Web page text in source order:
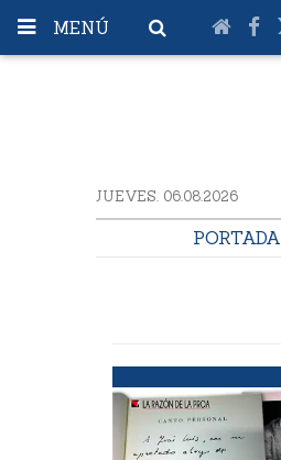
MENÚ
JUEVES. 06.08.2026
PORTADA